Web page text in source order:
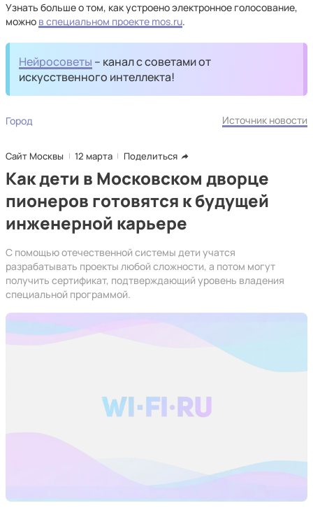
Узнать больше о том, как устроено электронное голосование,
можно в специальном проекте mos.ru.
Нейросоветы – канал с советами от
искусственного интеллекта!
Город Источник новости
Сайт Москвы 12 марта Поделиться
Как дети в Московском дворце
пионеров готовятся к будущей
инженерной карьере
С помощью отечественной системы дети учатся
разрабатывать проекты любой сложности, а потом могут
получить сертификат, подтверждающий уровень владения
специальной программой.